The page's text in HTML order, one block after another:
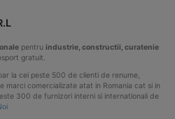
pentru industrie, constructii, curatenie
gratuit.
la cei peste 500 de clienti de renume,
comercializate atat in Romania cat si in
300 de furnizori interni si internationali de